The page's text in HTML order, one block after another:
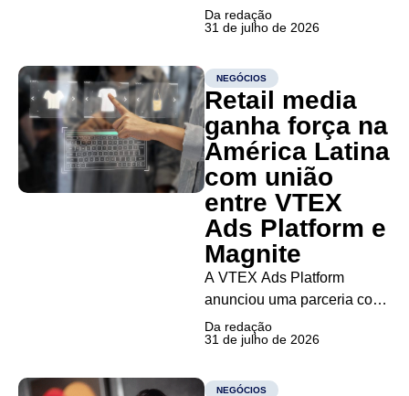
amplia atuação para
unidades de até 138 metros
ao mercado de lajes
corporativas A Vitacon ficou
conhecida por transformar
apartamentos compactos em
um produto imobiliário
desejado por investidores.
Agora, a...
Da redação
31 de julho de 2026
NEGÓCIOS
Retail media
ganha força na
América Latina
com união
entre VTEX
Ads Platform e
Magnite
A VTEX Ads Platform
anunciou uma parceria com
a Magnite, maior empresa
independente de venda de
ampliar a oferta de retail
Da redação
31 de julho de 2026
NEGÓCIOS